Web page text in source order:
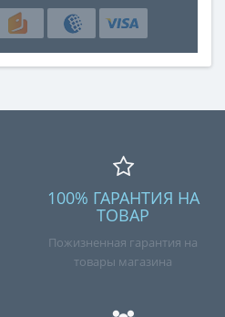
100% ГАРАНТИЯ НА
ТОВАР
Пожизненная гарантия на
товары магазина